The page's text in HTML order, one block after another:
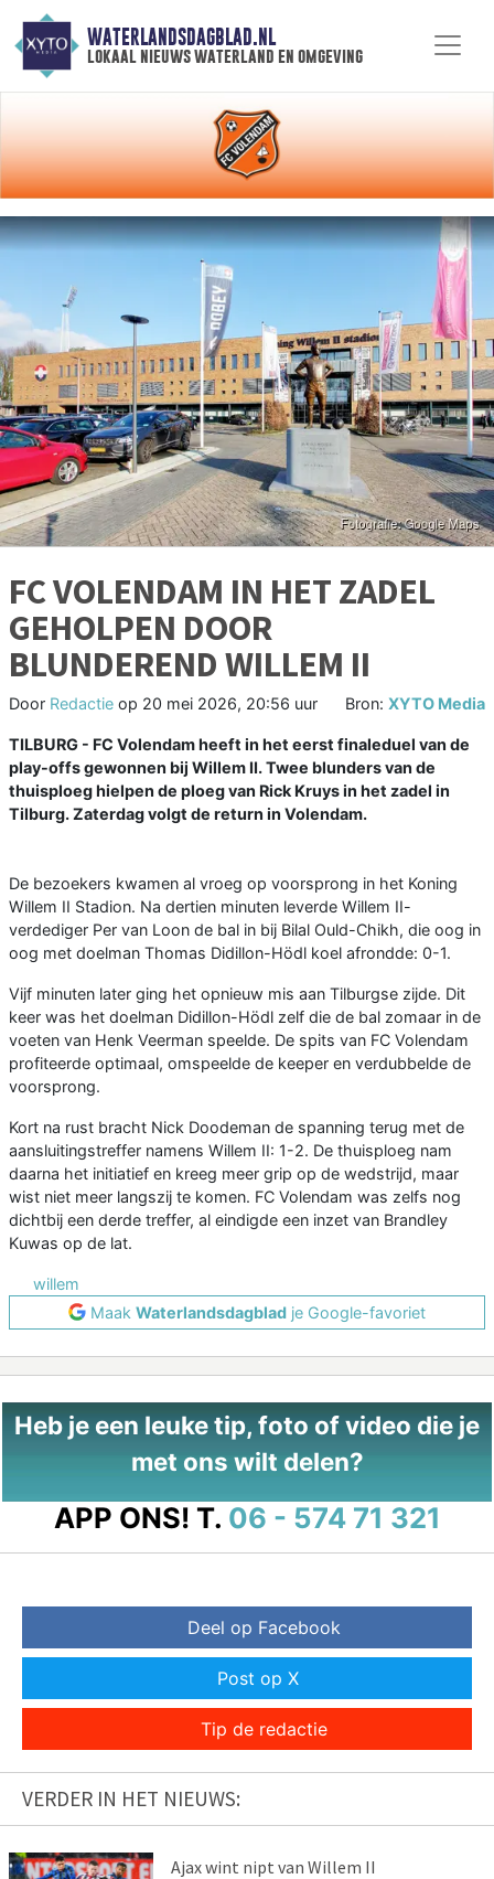
WATERLANDSDAGBLAD.NL
lokaal nieuws waterland en omgeving
FC VOLENDAM IN HET ZADEL
GEHOLPEN DOOR
BLUNDEREND WILLEM II
Door Redactie op 20 mei 2026, 20:56 uur Bron: XYTO Media
TILBURG - FC Volendam heeft in het eerst finaleduel van de
play-offs gewonnen bij Willem II. Twee blunders van de
thuisploeg hielpen de ploeg van Rick Kruys in het zadel in
Tilburg. Zaterdag volgt de return in Volendam.
De bezoekers kwamen al vroeg op voorsprong in het Koning
Willem II Stadion. Na dertien minuten leverde Willem II-
verdediger Per van Loon de bal in bij Bilal Ould-Chikh, die oog in
oog met doelman Thomas Didillon-Hödl koel afrondde: 0-1.
Vijf minuten later ging het opnieuw mis aan Tilburgse zijde. Dit
keer was het doelman Didillon-Hödl zelf die de bal zomaar in de
voeten van Henk Veerman speelde. De spits van FC Volendam
profiteerde optimaal, omspeelde de keeper en verdubbelde de
voorsprong.
Kort na rust bracht Nick Doodeman de spanning terug met de
aansluitingstreffer namens Willem II: 1-2. De thuisploeg nam
daarna het initiatief en kreeg meer grip op de wedstrijd, maar
wist niet meer langszij te komen. FC Volendam was zelfs nog
dichtbij een derde treffer, al eindigde een inzet van Brandley
Kuwas op de lat.
willem
Maak Waterlandsdagblad je Google-favoriet
Heb je een leuke tip, foto of video die je
met ons wilt delen?
APP ONS! T. 06 - 574 71 321
Deel op Facebook
Post op X
Tip de redactie
VERDER IN HET NIEUWS:
Ajax wint nipt van Willem II